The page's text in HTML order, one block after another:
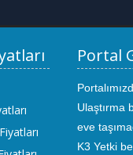
Portal
Ulaştırma
eve
K3 Yetki